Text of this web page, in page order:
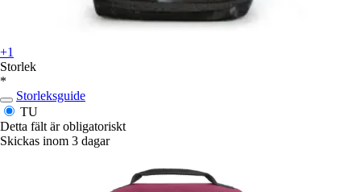
+1
Storlek
*
Storleksguide
TU
Detta fält är obligatoriskt
Skickas inom 3 dagar